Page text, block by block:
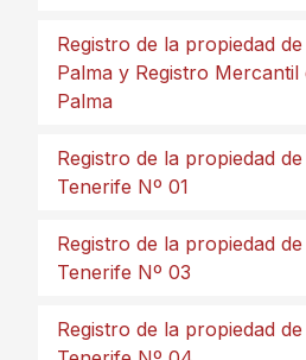
Registro de la propiedad
Palma y Registro
Palma
Registro de la propiedad
Tenerife Nº 01
Registro de la propiedad
Tenerife Nº 03
Registro de la propiedad